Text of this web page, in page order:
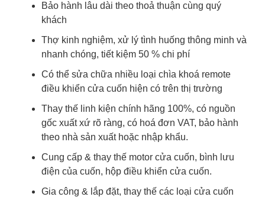
Bảo hành lâu dài theo thoả thuận cùng quý
khách
Thợ kinh nghiệm, xử lý tình huống thông minh và
nhanh chóng, tiết kiệm 50 % chi phí
Có thể sửa chữa nhiều loại chìa khoá remote
điều khiển cửa cuốn hiện có trên thị trường
Thay thế linh kiện chính hãng 100%, có nguồn
gốc xuất xứ rõ ràng, có hoá đơn VAT, bảo hành
theo nhà sản xuất hoặc nhập khẩu.
Cung cấp & thay thế motor cửa cuốn, bình lưu
điện của cuốn, hộp điều khiển cửa cuốn.
Gia công & lắp đặt, thay thế các loại cửa cuốn